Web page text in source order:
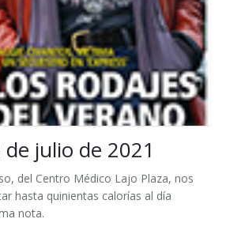
julio de 2021
del Centro Médico Lajo Plaza, nos
hasta quinientas calorías al día
nota.